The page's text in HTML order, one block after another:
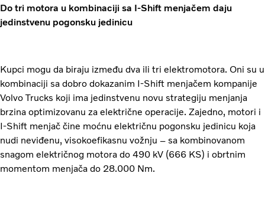
Do tri motora u kombinaciji sa I-Shift menjačem daju
jedinstvenu pogonsku jedinicu
Kupci mogu da biraju između dva ili tri elektromotora. Oni su u
kombinaciji sa dobro dokazanim I-Shift menjačem kompanije
Volvo Trucks koji ima jedinstvenu novu strategiju menjanja
brzina optimizovanu za električne operacije. Zajedno, motori i
I-Shift menjač čine moćnu električnu pogonsku jedinicu koja
nudi neviđenu, visokoefikasnu vožnju – sa kombinovanom
snagom električnog motora do 490 kV (666 KS) i obrtnim
momentom menjača do 28.000 Nm.